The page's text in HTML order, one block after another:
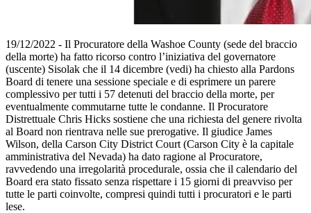
19/12/2022 - Il Procuratore della Washoe County (sede del braccio
della morte) ha fatto ricorso contro l’iniziativa del governatore
(uscente) Sisolak che il 14 dicembre (vedi) ha chiesto alla Pardons
Board di tenere una sessione speciale e di esprimere un parere
complessivo per tutti i 57 detenuti del braccio della morte, per
eventualmente commutarne tutte le condanne. Il Procuratore
Distrettuale Chris Hicks sostiene che una richiesta del genere rivolta
al Board non rientrava nelle sue prerogative. Il giudice James
Wilson, della Carson City District Court (Carson City è la capitale
amministrativa del Nevada) ha dato ragione al Procuratore,
ravvedendo una irregolarità procedurale, ossia che il calendario del
Board era stato fissato senza rispettare i 15 giorni di preavviso per
tutte le parti coinvolte, compresi quindi tutti i procuratori e le parti
lese.